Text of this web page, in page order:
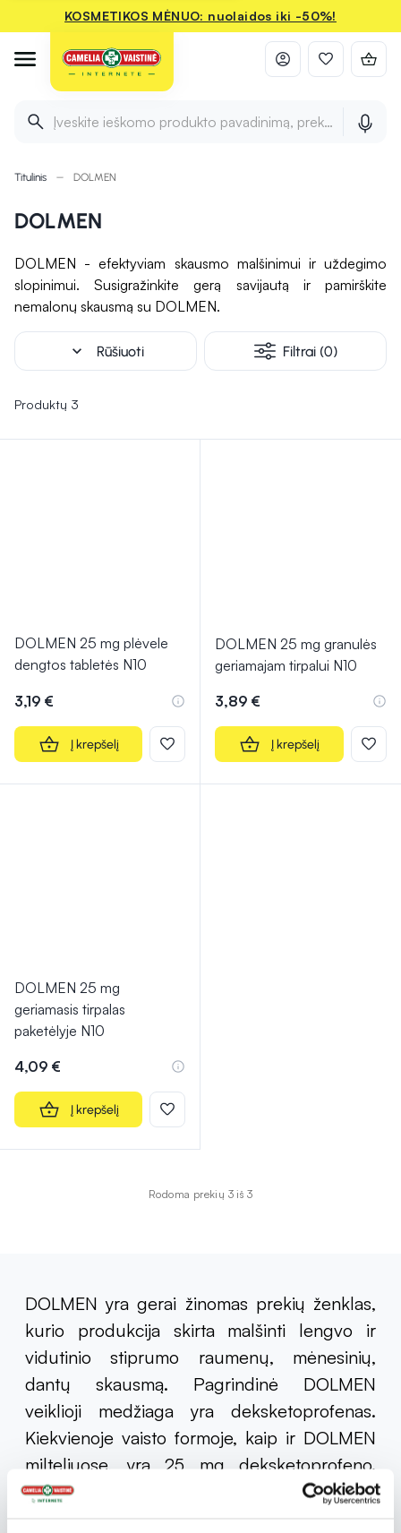
KOSMETIKOS MĖNUO: nuolaidos iki -50%!
Įveskite ieškomo produkto pavadinimą, prekės ženklą ir
Titulinis DOLMEN
DOLMEN
DOLMEN - efektyviam skausmo malšinimui ir uždegimo
slopinimui. Susigražinkite gerą savijautą ir pamirškite
nemalonų skausmą su DOLMEN.
expand_more Rūšiuoti Filtrai (0)
Produktų 3
DOLMEN 25 mg plėvele
dengtos tabletės N10
3,19 €
Į krepšelį
DOLMEN 25 mg granulės
geriamajam tirpalui N10
3,89 €
Į krepšelį
DOLMEN 25 mg
geriamasis tirpalas
paketėlyje N10
4,09 €
Į krepšelį
Rodoma prekių 3 iš 3
DOLMEN yra gerai žinomas prekių ženklas,
kurio produkcija skirta malšinti lengvo ir
vidutinio stiprumo raumenų, mėnesinių,
dantų skausmą. Pagrindinė DOLMEN
veiklioji medžiaga yra deksketoprofenas.
Kiekvienoje vaisto formoje, kaip ir DOLMEN
milteliuose, yra 25 mg deksketoprofeno.
Uždegimui slopinti ir skausmui mažinti